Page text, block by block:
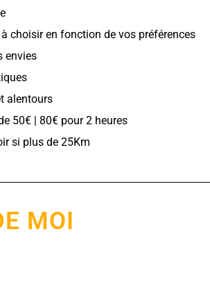
choisir en fonction de vos préférences
envies
alentours
50€ | 80€ pour 2 heures
si plus de 25Km
MOI